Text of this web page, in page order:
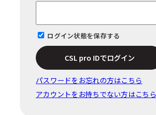
ログイン状態を保存する
CSL pro IDでログイン
パスワードをお忘れの⽅はこちら
アカウントをお持ちでない方はこちら